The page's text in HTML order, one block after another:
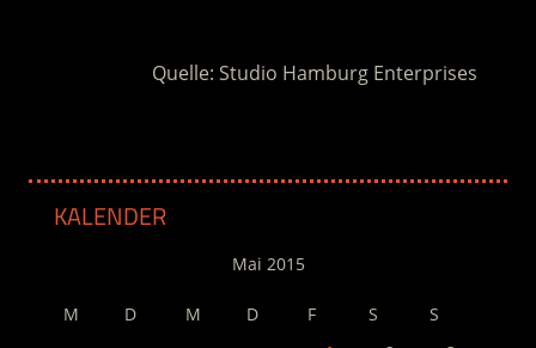
Quelle: Studio Hamburg Enterprises
KALENDER
Mai 2015
M D M D F S
S